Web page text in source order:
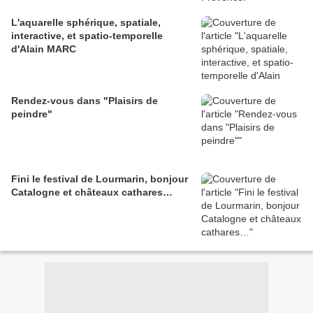
L'aquarelle sphérique, spatiale,
interactive, et spatio-temporelle
d'Alain MARC
Rendez-vous dans "Plaisirs de
peindre"
Fini le festival de Lourmarin, bonjour
Catalogne et châteaux cathares…